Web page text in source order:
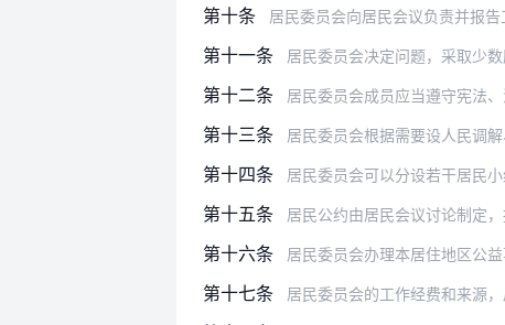
第十条 居民委员会向居民会议负责并报告
第十一条 居民委员会决定问题，采取少数
第十二条 居民委员会成员应当遵守宪法
第十三条 居民委员会根据需要设人民调解、治安
第十四条 居民委员会可以分设若干居民
第十五条 居民公约由居民会议讨论制定，报
第十六条 居民委员会办理本居住地区公益事业所
第十七条 居民委员会的工作经费和来源，居民委